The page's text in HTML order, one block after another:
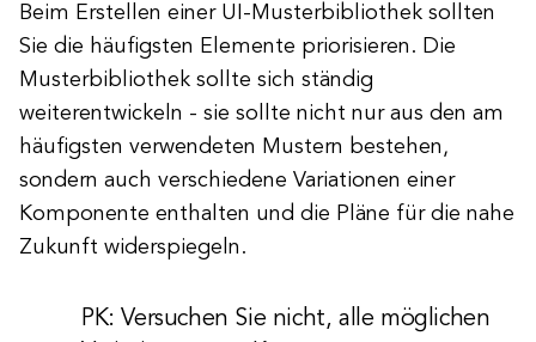
Beim Erstellen einer UI-Musterbibliothek sollten
Sie die häufigsten Elemente priorisieren. Die
Musterbibliothek sollte sich ständig
weiterentwickeln - sie sollte nicht nur aus den am
häufigsten verwendeten Mustern bestehen,
sondern auch verschiedene Variationen einer
Komponente enthalten und die Pläne für die nahe
Zukunft widerspiegeln.
PK: Versuchen Sie nicht, alle möglichen